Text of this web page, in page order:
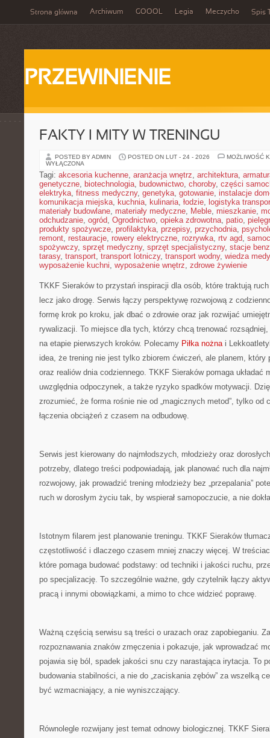
Strona główna Archiwum GOOOL Legia Meczycho Spis
PRZEWINIENIE
FAKTY I MITY W TRENINGU
POSTED BY ADMIN POSTED ON LUT - 24 - 2026
MOŻLIWOŚĆ
WYŁĄCZONA
Tagi: akcesoria kuchenne, aranżacja wnętrz, architektura,
genetyczne, biotechnologia, budownictwo, choroby, części
elektryka, fitness medyczny, genetyka, gotowanie, instalacje
komunikacja miejska, kuchnia, kulinaria, łodzie, logistyka
materiały budowlane, materiały medyczne, Meble, mieszkanie,
odchudzanie, ogród, Ogrodnictwo, opieka zdrowotna, patio,
produkty spożywcze, profilaktyka, przepisy, przychodnia,
remont, restauracje, rowery elektryczne, rozrywka, rtv agd,
spożywczy, sprzęt medyczny, sprzęt specjalistyczny, stacje
tarasy, transport, transport lotniczy, transport wodny, wiedza
wyposażenie kuchni, wyposażenie wnętrz, zdrowe żywienie
TKKF Sieraków to przystań inspiracji dla osób, które traktują
lecz jako drogę. Serwis łączy perspektywę rozwojową z
formę krok po kroku, jak dbać o zdrowie oraz jak rozwijać
rywalizacji. To miejsce dla tych, którzy chcą trenować
na etapie pierwszych kroków. Polecamy Piłka nożnai
idea, że trening nie jest tylko zbiorem ćwiczeń, ale planem, który
oraz realiów dnia codziennego. TKKF Sieraków pomaga układać
uwzględnia odpoczynek, a także ryzyko spadków motywacji.
zrozumieć, że forma rośnie nie od „magicznych metod”, tylko od
łączenia obciążeń z czasem na odbudowę.
Serwis jest kierowany do najmłodszych, młodzieży oraz
potrzeby, dlatego treści podpowiadają, jak planować ruch dla
rozwojowy, jak prowadzić trening młodzieży bez „przepalania”
ruch w dorosłym życiu tak, by wspierał samopoczucie, a nie
Istotnym filarem jest planowanie treningu. TKKF Sieraków
częstotliwość i dlaczego czasem mniej znaczy więcej. W
które pomaga budować podstawy: od techniki i jakości ruchu,
po specjalizację. To szczególnie ważne, gdy czytelnik łączy
pracą i innymi obowiązkami, a mimo to chce widzieć poprawę.
Ważną częścią serwisu są treści o urazach oraz zapobieganiu.
rozpoznawania znaków zmęczenia i pokazuje, jak wprowadzać
pojawia się ból, spadek jakości snu czy narastająca irytacja. To
budowania stabilności, a nie do „zaciskania zębów” za wszelką
być wzmacniający, a nie wyniszczający.
Równolegle rozwijany jest temat odnowy biologicznej. TKKF